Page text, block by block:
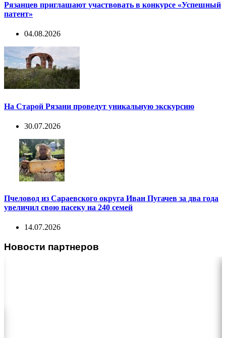
Рязанцев приглашают участвовать в конкурсе «Успешный
патент»
04.08.2026
На Старой Рязани проведут уникальную экскурсию
30.07.2026
Пчеловод из Сараевского округа Иван Пугачев за два года
увеличил свою пасеку на 240 семей
14.07.2026
Новости партнеров